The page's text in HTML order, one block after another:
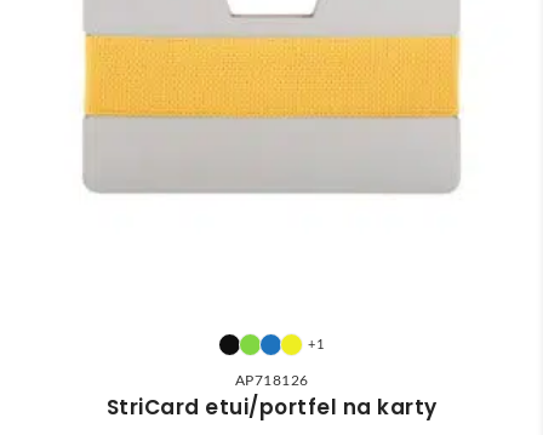
+1
AP718126
StriCard etui/portfel na karty